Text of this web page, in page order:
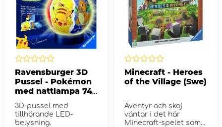
Ravensburger 3D
Pussel - Pokémon
med nattlampa 74
3D-pussel med
tillhörande LED-
belysning.
Minecraft - Heroes
of the Village (Swe)
Äventyr och skoj
väntar i det här
Minecraft-spelet som